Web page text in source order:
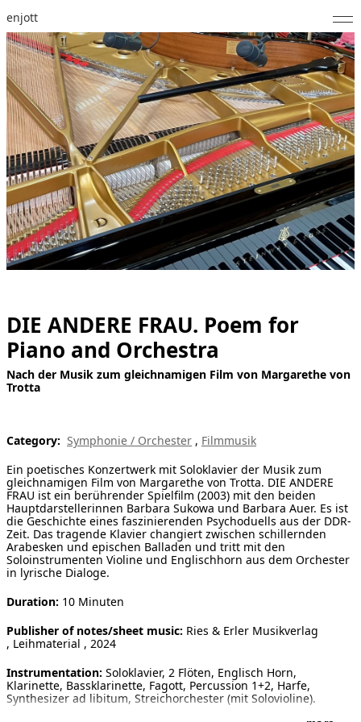
enjott
Home
Selected Works
Catalogue of Works
About
Photos
Calendar
Publications
Feed
[ Search ]
DIE ANDERE FRAU. Poem for
Piano and Orchestra
Nach der Musik zum gleichnamigen Film von Margarethe von
Trotta
Category: Symphonie / Orchester , Filmmusik
Ein poetisches Konzertwerk mit Soloklavier der Musik zum
gleichnamigen Film von Margarethe von Trotta. DIE ANDERE
FRAU ist ein berührender Spielfilm (2003) mit den beiden
Hauptdarstellerinnen Barbara Sukowa und Barbara Auer. Es ist
die Geschichte eines faszinierenden Psychoduells aus der DDR-
Zeit. Das tragende Klavier changiert zwischen schillernden
Arabesken und epischen Balladen und tritt mit den
Soloinstrumenten Violine und Englischhorn aus dem Orchester
in lyrische Dialoge.
Duration: 10 Minuten
Publisher of notes/sheet music: Ries & Erler Musikverlag
, Leihmaterial , 2024
Instrumentation: Soloklavier, 2 Flöten, Englisch Horn,
Klarinette, Bassklarinette, Fagott, Percussion 1+2, Harfe,
Synthesizer ad libitum, Streichorchester (mit Solovioline).